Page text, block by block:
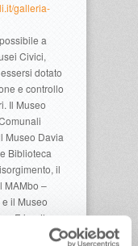
galleria-
a
Civici,
dotato
e controllo
Il Museo
Museo Davia
Biblioteca
il
MAMbo –
il Museo
Friendly